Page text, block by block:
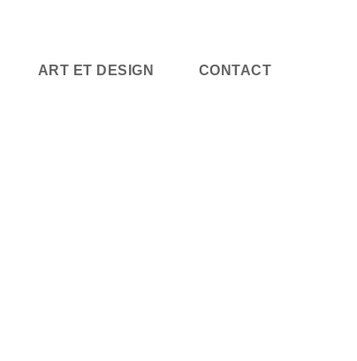
ART ET DESIGN CONTACT